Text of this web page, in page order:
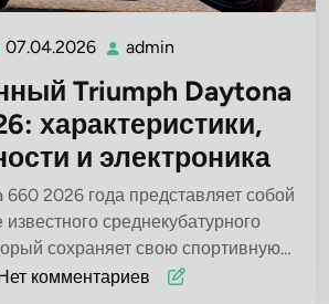
07.04.2026 07.04.2026
admin
Triumph Daytona
характеристики,
и электроника
660 2026 года представляет собой
среднекубатурного
сохраняет свою спортивную…
комментариев